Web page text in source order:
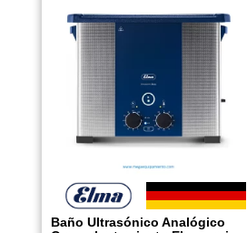
Baño Ultrasónico Analógico